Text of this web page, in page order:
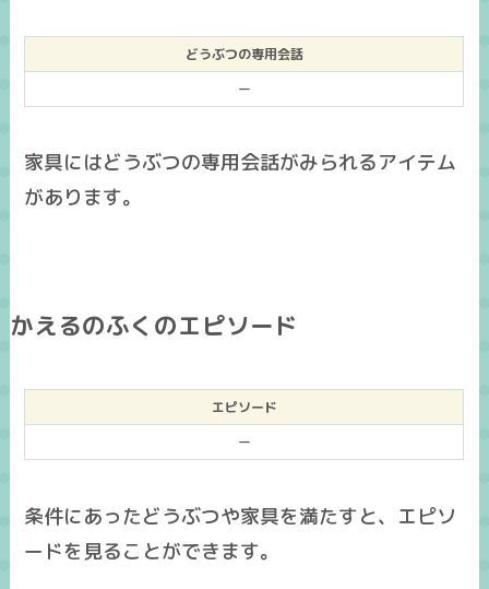
どうぶつの専用会話
ー
家具にはどうぶつの専用会話がみられるアイテム
があります。
かえるのふくのエピソード
エピソード
ー
条件にあったどうぶつや家具を満たすと、エピソ
ードを見ることができます。